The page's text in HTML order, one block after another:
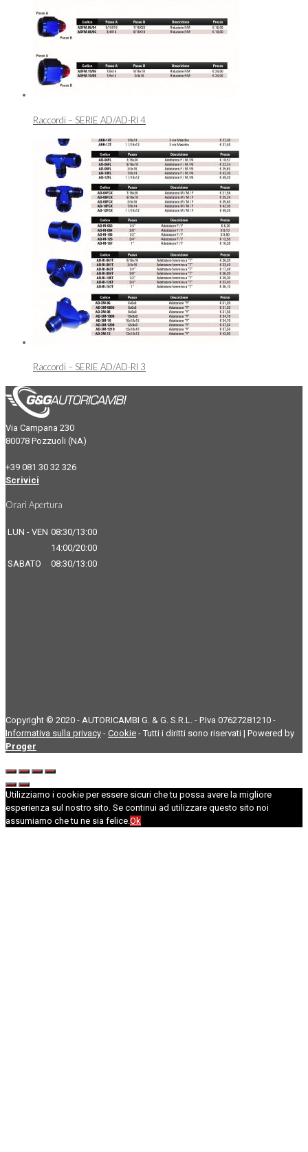
Raccordi – SERIE AD/AD-RI 4
Raccordi – SERIE AD/AD-RI 3
Via Campana 230
80078 Pozzuoli (NA)
+39 081 30 32 326
Scrivici
Orari Apertura
LUN - VEN 08:30/13:00
14:00/20:00
SABATO
08:30/13:00
Copyright © 2020 - AUTORICAMBI G. & G. S.R.L. - P.Iva 07627281210 -
Informativa sulla privacy - Cookie - Tutti i diritti sono riservati | Powered by
Proger
Utilizziamo i cookie per essere sicuri che tu possa avere la migliore
esperienza sul nostro sito. Se continui ad utilizzare questo sito noi
assumiamo che tu ne sia felice.Ok